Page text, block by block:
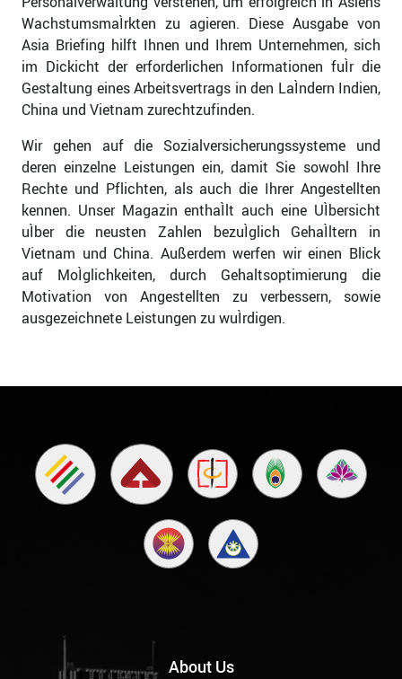
WachstumsmaÌrkten zu agieren. Diese Ausgabe von
Asia Briefing hilft Ihnen und Ihrem Unternehmen, sich
im Dickicht der erforderlichen Informationen fuÌr die
Gestaltung eines Arbeitsvertrags in den LaÌndern Indien,
China und Vietnam zurechtzufinden.
Wir gehen auf die Sozialversicherungssysteme und
deren einzelne Leistungen ein, damit Sie sowohl Ihre
Rechte und Pflichten, als auch die Ihrer Angestellten
kennen. Unser Magazin enthaÌlt auch eine UÌbersicht
uÌber die neusten Zahlen bezuÌglich GehaÌltern in
Vietnam und China. Außerdem werfen wir einen Blick
auf MoÌglichkeiten, durch Gehaltsoptimierung die
Motivation von Angestellten zu verbessern, sowie
ausgezeichnete Leistungen zu wuÌrdigen.
About Us